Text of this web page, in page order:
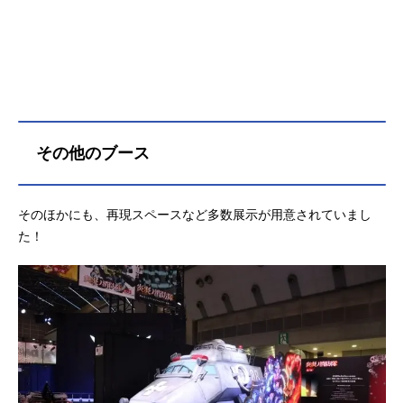
その他のブース
そのほかにも、再現スペースなど多数展示が用意されていまし
た！